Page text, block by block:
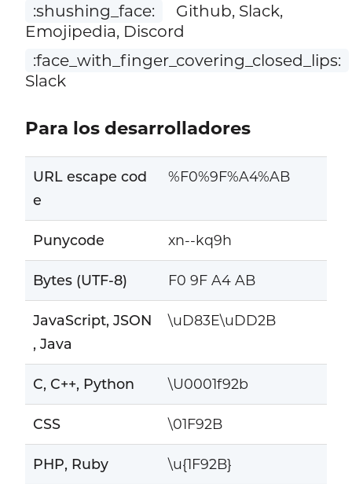
:shushing_face:
Github, Slack,
Emojipedia, Discord
:face_with_finger_covering_closed_lips:
Slack
Para los desarrolladores
URL escape cod
e
%F0%9F%A4%AB
Punycode xn--kq9h
Bytes (UTF-8) F0 9F A4 AB
JavaScript, JSON
, Java
\uD83E\uDD2B
C, C++, Python \U0001f92b
CSS \01F92B
PHP, Ruby \u{1F92B}